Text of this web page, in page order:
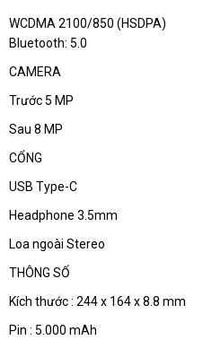
WCDMA 2100/850 (HSDPA)
Bluetooth: 5.0
CAMERA
Trước 5 MP
Sau 8 MP
CỔNG
USB Type-C
Headphone 3.5mm
Loa ngoài Stereo
THÔNG SỐ
Kích thước : 244 x 164 x 8.8 mm
Pin : 5.000 mAh